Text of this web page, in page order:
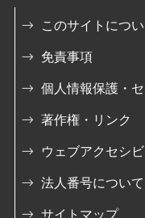
このサイトにつ
免責事項
個人情報保護・
著作権・リンク
ウェブアクセシ
法人番号について
サイトマップ